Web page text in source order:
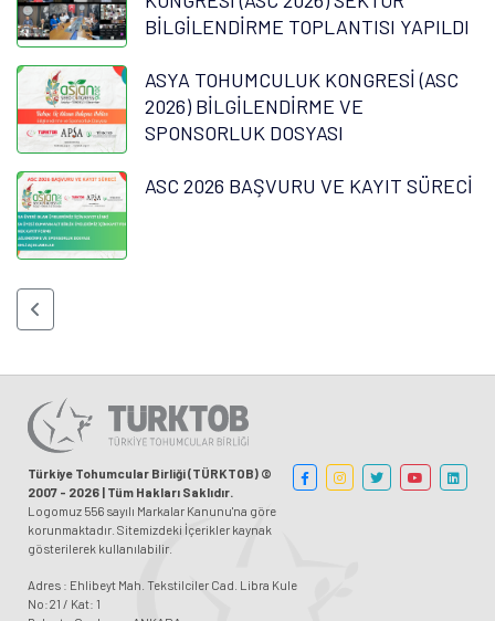
BİLGİLENDİRME TOPLANTISI YAPILDI
ASYA TOHUMCULUK KONGRESİ (ASC
2026) BİLGİLENDİRME VE
SPONSORLUK DOSYASI
ASC 2026 BAŞVURU VE KAYIT SÜRECİ
Türkiye Tohumcular Birliği (TÜRKTOB) ©
2007 - 2026 | Tüm Hakları Saklıdır.
Logomuz 556 sayılı Markalar Kanunu'na göre
korunmaktadır. Sitemizdeki İçerikler kaynak
gösterilerek kullanılabilir.
Adres : Ehlibeyt Mah. Tekstilciler Cad. Libra Kule
No:21 / Kat: 1